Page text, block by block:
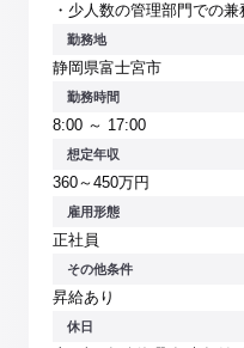
・少人数の管理部門での兼
勤務地
静岡県富士宮市
勤務時間
8:00 ～ 17:00
想定年収
360～450万円
雇用形態
正社員
その他条件
昇給あり
休日